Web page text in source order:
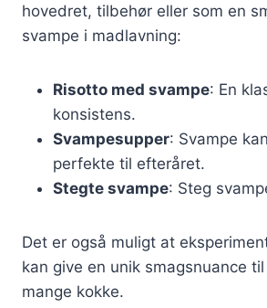
hovedret, tilbehør eller som en
svampe i madlavning:
Risotto med svampe: En
konsistens.
Svampesupper: Svampe
perfekte til efteråret.
Stegte svampe: Steg
Det er også muligt at
kan give en unik smagsnuance
mange kokke.